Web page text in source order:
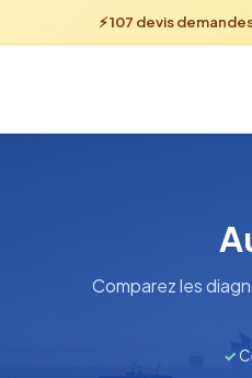
⚡107 devis
Comparez les
✓